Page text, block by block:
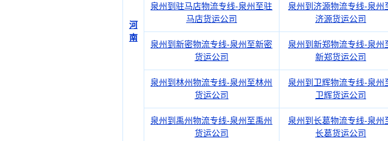
河
南
泉州到驻马店物流专线-泉州至驻
马店货运公司
泉州到济源物流专线-泉州
济源货运公司
泉州到新密物流专线-泉州至新密
货运公司
泉州到新郑物流专线-泉州
新郑货运公司
泉州到林州物流专线-泉州至林州
货运公司
泉州到卫辉物流专线-泉州
卫辉货运公司
泉州到禹州物流专线-泉州至禹州
货运公司
泉州到长葛物流专线-泉州
长葛货运公司